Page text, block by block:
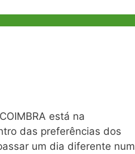
está na
das preferências dos
um dia diferente num